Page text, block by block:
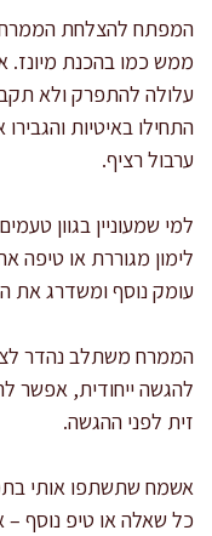
המפתח להצלחת הממרח
ממש כמו בהכנת מיונז.
עלולה להתפרק ולא
התחילו באיטיות
ערבול רציף.
למי שמעוניין בגוון
לימון מגוררת או טיפה
עומק נוסף ומשדרג את
הממרח משתלב נהדר
להגשה ייחודית, אפשר
זית לפני ההגשה.
אשמח שתשתפו אותי
כל שאלה או טיפ נוסף –